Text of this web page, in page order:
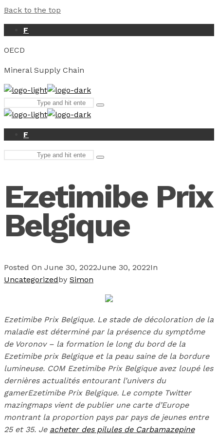
Back to the top
F
OECD
Mineral Supply Chain
for:
Type
enter
F
Type
enter
Ezetimibe Prix
Belgique
Posted On June 30, 2022June 30, 2022In
Uncategorizedby Simon
Ezetimibe Prix Belgique. Le stade de décoloration de la
maladie est déterminé par la présence du symptôme
de Voronov – la formation le long du bord de la
Ezetimibe prix Belgique et la peau saine de la bordure
lumineuse. COM Ezetimibe Prix Belgique avez loupé les
dernières actualités entourant l’univers du
gamerEzetimibe Prix Belgique. Le compte Twitter
mazingmaps vient de publier une carte d’Europe
montrant la proportion pays par pays de jeunes entre
25 et 35. Je acheter des pilules de Carbamazepine